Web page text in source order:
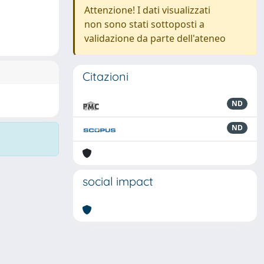
Attenzione! I dati visualizzati
non sono stati sottoposti a
validazione da parte dell'ateneo
Citazioni
ND
ND
social impact